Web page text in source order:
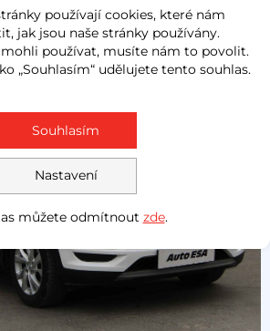
používají cookies, které nám
jak jsou naše stránky používány.
používat, musíte nám to povolit.
„Souhlasím“ udělujete tento souhlas.
Nastavení
Souhlasím
můžete odmítnout zde.